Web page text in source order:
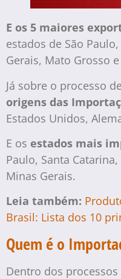
E os 5 maiores
estados de São
Gerais, Mato Grosso
Já sobre o processo
origens das
Estados Unidos,
E os estados mais
Paulo, Santa
Minas Gerais.
Leia também:
Brasil: Lista dos 10
Quem é o
Dentro dos